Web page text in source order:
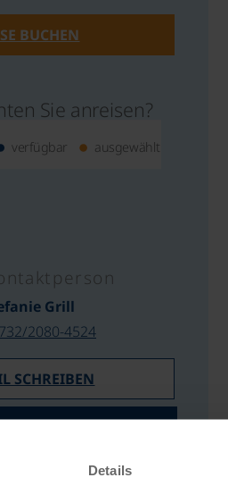
Details
BUCHEN
Sie anreisen?
verfügbar ausgewählt
Grill
2080-4524
SCHREIBEN
ANFORDERN